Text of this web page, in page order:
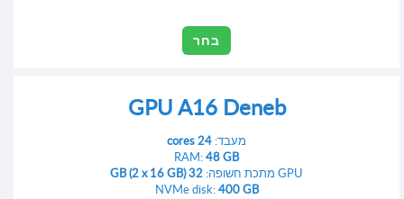
בחר
GPU A16 Deneb
מעבד: 24 cores
RAM:48 GB
GPU מתכת חשופה:
32 GB (2 x 16 GB)
NVMe disk:400 GB